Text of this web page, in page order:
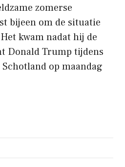
zomerse
bijeen om de situatie
kwam nadat hij de
Donald Trump tijdens
op maandag